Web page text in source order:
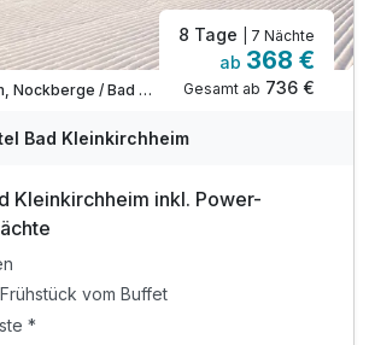
Bad Kleinkirchheim, Nockberge / Bad Kleinkirchheim
8 Tage | 7 Nächte
ab 368 €
Gesamt ab 736 €
Bad Kleinkirchheim
Kleinkirchheim inkl. Power-
vom Buffet
*